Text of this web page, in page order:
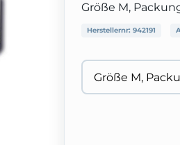
Größe M,
Herstellernr: 942191